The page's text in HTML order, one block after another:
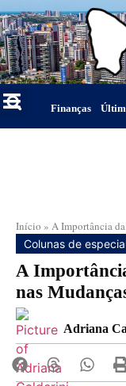
Finanças
Início » A Importância
Colunas de
A
nas
Adriana